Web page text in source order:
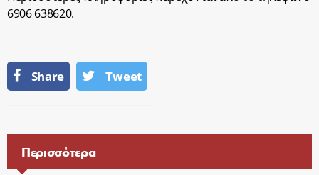
6906 638620.
Share Tweet
Περισσότερα